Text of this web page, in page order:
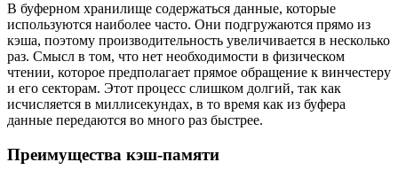
В буферном хранилище содержаться данные, которые
используются наиболее часто. Они подгружаются прямо из
кэша, поэтому производительность увеличивается в несколько
раз. Смысл в том, что нет необходимости в физическом
чтении, которое предполагает прямое обращение к винчестеру
и его секторам. Этот процесс слишком долгий, так как
исчисляется в миллисекундах, в то время как из буфера
данные передаются во много раз быстрее.
Преимущества кэш-памяти